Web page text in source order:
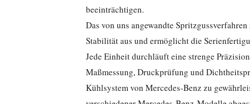
beeinträchtigen.
Das von uns angewandte
Stabilität aus und ermöglicht die
Jede Einheit durchläuft eine strenge
Maßmessung, Druckprüfung und
Kühlsystem von Mercedes-Benz zu